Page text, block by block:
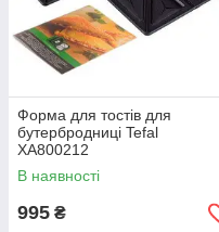
Форма для тостів для
бутербродниці Tefal
XA800212
В наявності
995 ₴